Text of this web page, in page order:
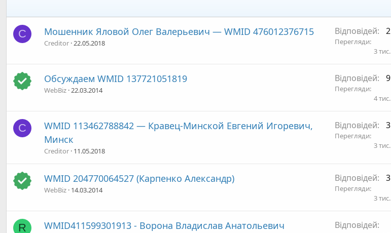
C Мошенник Яловой Олег Валерьевич — WMID 476012376715
Creditor 22.05.2018
Відповідей 2
Перегляди
3 тис.
Обсуждаем WMID 137721051819
WebBiz 22.03.2014
Відповідей 9
Перегляди
4 тис.
C
WMID 113462788842 — Кравец-Минской Евгений Игоревич,
Минск
Creditor 11.05.2018
Відповідей 3
Перегляди
3 тис.
WMID 204770064527 (Карпенко Александр)
WebBiz 14.03.2014
Відповідей 3
Перегляди
3 тис.
R WMID411599301913 - Ворона Владислав Анатольевич
Відповідей